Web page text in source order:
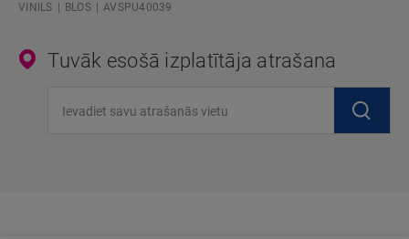
VINILS BLOS AVSPU40039
Tuvāk esošā izplatītāja atrašana